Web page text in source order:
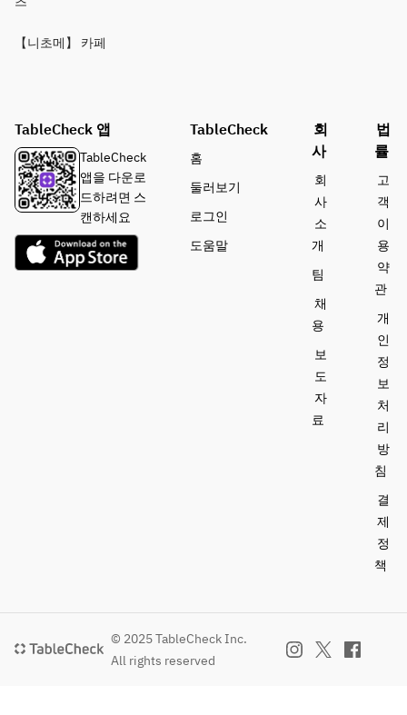
【니초메】 카페
TableCheck 앱
TableCheck
앱을 다운로
드하려면 스
캔하세요
TableCheck
홈
둘러보기
로그인
도움말
회
사
회
사
소
개
팀
채
용
보
도
자
료
법
률
고
객
이
용
약
관
개
인
정
보
처
리
방
침
결
제
정
책
© 2025 TableCheck Inc.
All rights reserved